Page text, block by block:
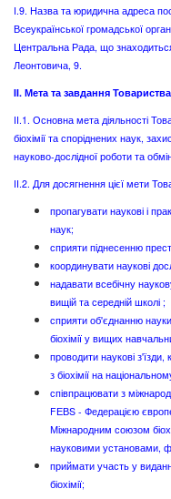
I.9. Назва та юридична адреса
Всеукраїнської громадської
Центральна Рада, що
Леонтовича, 9.
II. Мета та завдання Товариства
II.1. Основна мета діяльності
біохімії та споріднених наук,
науково-дослідної роботи та
II.2. Для досягнення цієї мети
пропагувати наукові і
наук;
сприяти піднесенню
координувати наукові
надавати всебічну
вищій та середній школі ;
сприяти об'єднанню
біохімії у вищих
проводити наукові
з біохімії на
співпрацювати з
FЕВS - Федерацією
Міжнародним союзом
науковими установами,
приймати участь у
біохімії;